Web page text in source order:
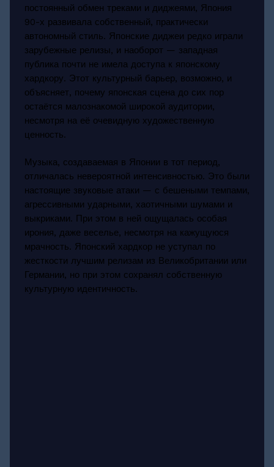
постоянный обмен треками и диджеями, Япония
90-х развивала собственный, практически
автономный стиль. Японские диджеи редко играли
зарубежные релизы, и наоборот — западная
публика почти не имела доступа к японскому
хардкору. Этот культурный барьер, возможно, и
объясняет, почему японская сцена до сих пор
остаётся малознакомой широкой аудитории,
несмотря на её очевидную художественную
ценность.
Музыка, создаваемая в Японии в тот период,
отличалась невероятной интенсивностью. Это были
настоящие звуковые атаки — с бешеными темпами,
агрессивными ударными, хаотичными шумами и
выкриками. При этом в ней ощущалась особая
ирония, даже веселье, несмотря на кажущуюся
мрачность. Японский хардкор не уступал по
жесткости лучшим релизам из Великобритании или
Германии, но при этом сохранял собственную
культурную идентичность.